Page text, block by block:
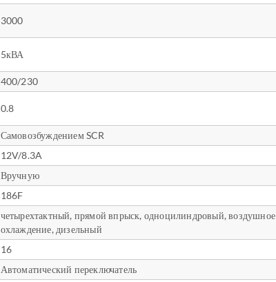
3000
5кВА
400/230
0.8
Самовозбуждением SCR
12V/8.3A
Вручную
186F
четырехтактный, прямой впрыск, одноцилиндровый, воздушное
охлаждение, дизельный
16
Автоматический переключатель